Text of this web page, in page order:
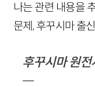
나는 관련 내용을
문제, 후꾸시마 출
후꾸시마 원
—